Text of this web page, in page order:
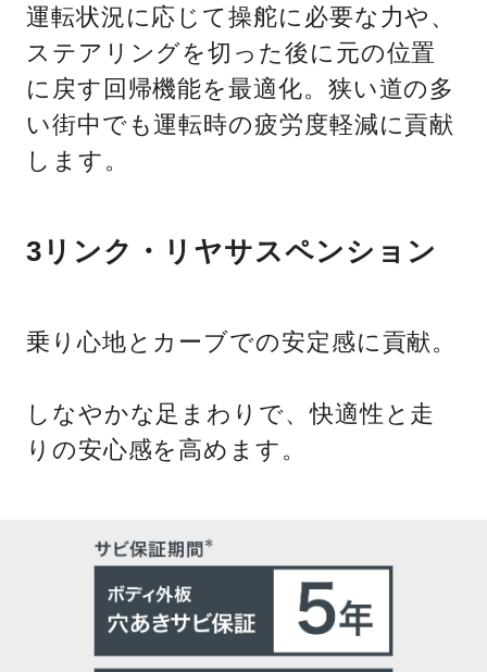
運転状況に応じて操舵に必要な力や、
ステアリングを切った後に元の位置
に戻す回帰機能を最適化。狭い道の多
い街中でも運転時の疲労度軽減に貢献
します。
3リンク・リヤサスペンション
乗り心地とカーブでの安定感に貢献。
しなやかな足まわりで、快適性と走
りの安心感を高めます。